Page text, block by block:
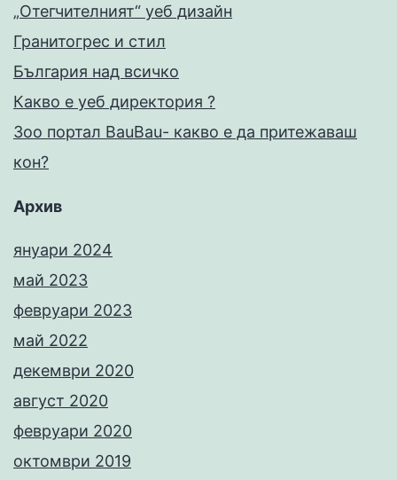
„Отегчителният“ уеб дизайн
Гранитогрес и стил
България над всичко
Какво е уеб директория ?
Зоо портал BauBau- какво е да притежаваш
кон?
Архив
януари 2024
май 2023
февруари 2023
май 2022
декември 2020
август 2020
февруари 2020
октомври 2019